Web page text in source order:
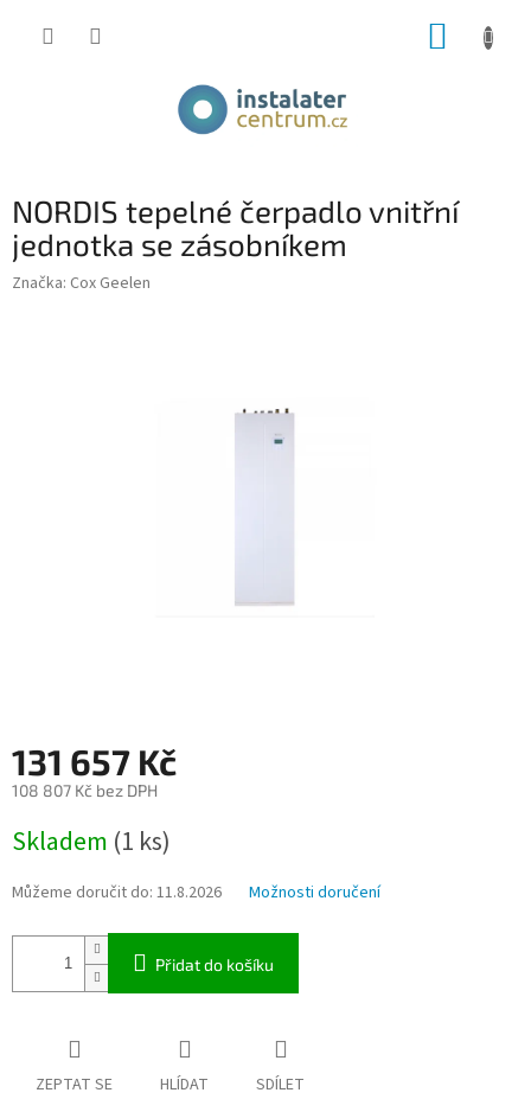
NORDIS tepelné čerpadlo vnitřní
jednotka se zásobníkem
Značka: Cox Geelen
131 657 Kč
108 807 Kč bez DPH
cena:
Skladem (1 ks)
Můžeme doručit do: 11.8.2026 Možnosti doručení
Přidat do košíku
ZEPTAT SE HLÍDAT SDÍLET